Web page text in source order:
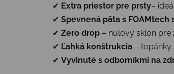
✔ Extra priestor pre prsty–
✔ Spevnená päta s FOAMtech
✔ Zero drop – nulový sklon pre
✔ Ľahká konštrukcia – topánky
✔ Vyvinuté s odborníkmi na